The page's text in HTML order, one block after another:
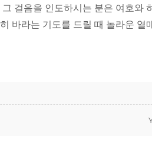
걸음을 인도하시는 분은 여호와
바라는 기도를 드릴 때 놀라운 열